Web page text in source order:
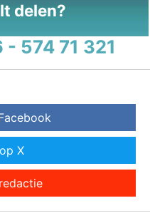
delen?
- 574 71 321
X